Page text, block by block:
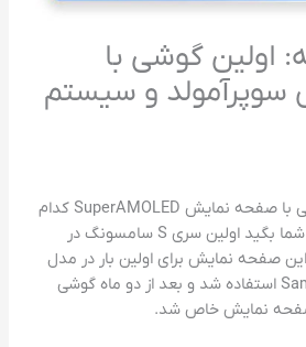
اولین گوشی با
و سیستم
به خاطر دارین اولین گوشی با صفحه نمایش SuperAMOLED کدام
گوشی بوده؟ شاید بیشتر شما بگید اولین سری S سامسونگ در
صفحه نمایش برای اولین بار در مدل
ویو Samsung S8500 Wave استفاده شد و بعد از دو ماه گوشی